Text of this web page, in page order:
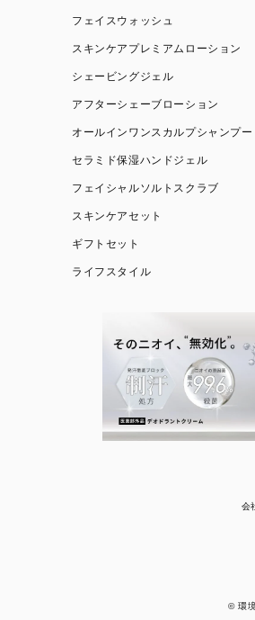
フェイスウォッシュ
スキンケアプレミアムローション
シェービングジェル
アフターシェーブローション
オールインワンスカルプシャンプー
セラミド保湿ハンドジェル
フェイシャルソルトスクラブ
スキンケアセット
ギフトセット
ライフスタイル
会
© 環